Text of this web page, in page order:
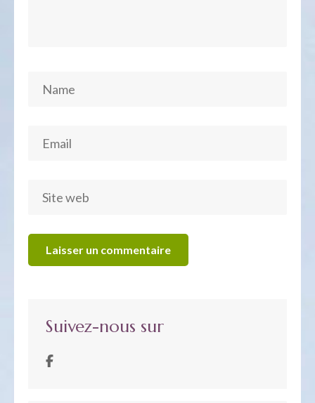
Suivez-nous sur